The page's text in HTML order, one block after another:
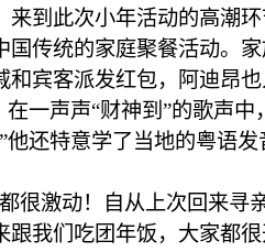
到此次小年活动的高潮
国传统的家庭聚餐活动。
和宾客派发红包，阿迪昂
一声声“财神到”的歌声中
他还特意学了当地的粤语发
激动！自从上次回来寻
跟我们吃团年饭，大家都